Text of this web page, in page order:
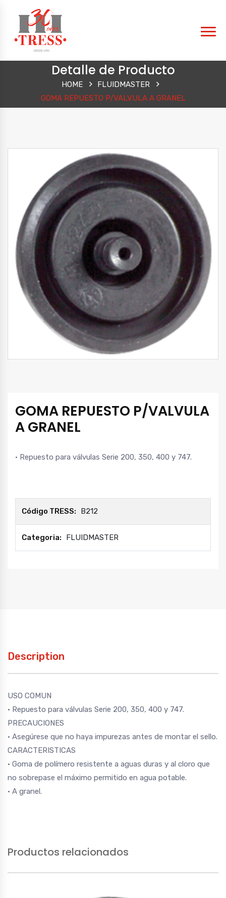
Detalle de Producto
HOME
FLUIDMASTER
GOMA REPUESTO P/VALVULA A GRANEL
GOMA REPUESTO P/VALVULA
A GRANEL
• Repuesto para válvulas Serie 200, 350, 400 y 747.
Código TRESS: B212
Categoria: FLUIDMASTER
Description
USO COMUN
• Repuesto para válvulas Serie 200, 350, 400 y 747.
PRECAUCIONES
• Asegúrese que no haya impurezas antes de montar el sello.
CARACTERISTICAS
• Goma de polímero resistente a aguas duras y al cloro que
no sobrepase el máximo permitido en agua potable.
• A granel.
Productos relacionados